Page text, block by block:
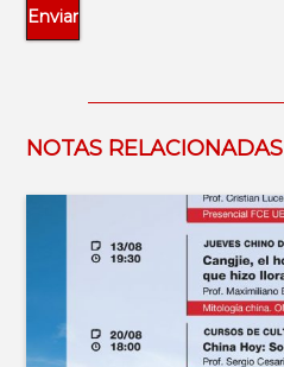
NOTAS RELACIONADAS